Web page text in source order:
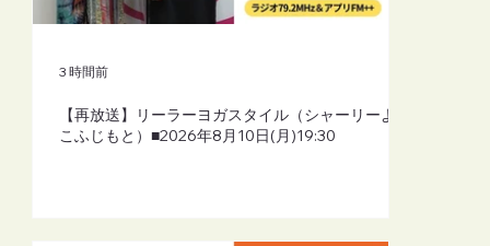
【再放送】リーラーヨガスタイル（シャーリーよし
こふじもと）■2026年8月10日(月)19:30
3 時間前